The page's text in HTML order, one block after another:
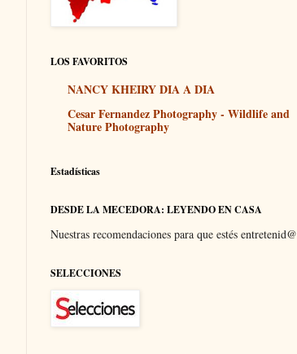
LOS FAVORITOS
NANCY KHEIRY DIA A DIA
Cesar Fernandez Photography - Wildlife and
Nature Photography
Estadísticas
DESDE LA MECEDORA: LEYENDO EN CASA
Nuestras recomendaciones para que estés entretenid@
SELECCIONES